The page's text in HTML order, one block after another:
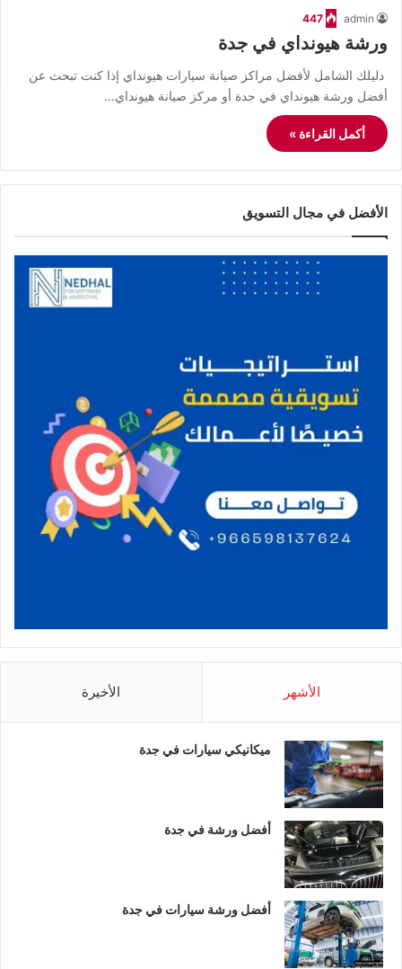
admin
447
ورشة هيونداي في جدة
دليلك الشامل لأفضل مراكز صيانة سيارات هيونداي إذا كنت تبحث عن
أفضل ورشة هيونداي في جدة أو مركز صيانة هيونداي…
أكمل القراءة »
الأفضل في مجال التسويق
الأشهر الأخيرة
ميكانيكي سيارات في جدة
أفضل ورشة في جدة
أفضل ورشة سيارات في جدة